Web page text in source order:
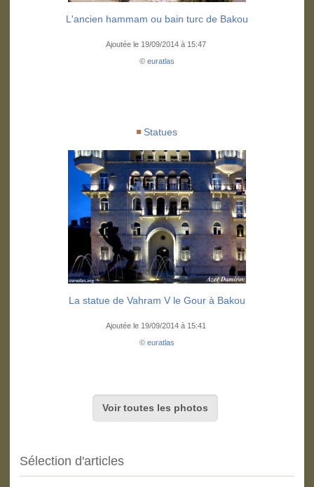
L'ancien hammam ou bain turc de Bakou
Ajoutée le 19/09/2014 à 15:47
© euratlas
Statues
La statue de Vahram V le Gour à Bakou
Ajoutée le 19/09/2014 à 15:41
© euratlas
Voir toutes les photos
Sélection d'articles